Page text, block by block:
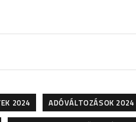
2024 ADÓVÁLTOZÁSOK 2024